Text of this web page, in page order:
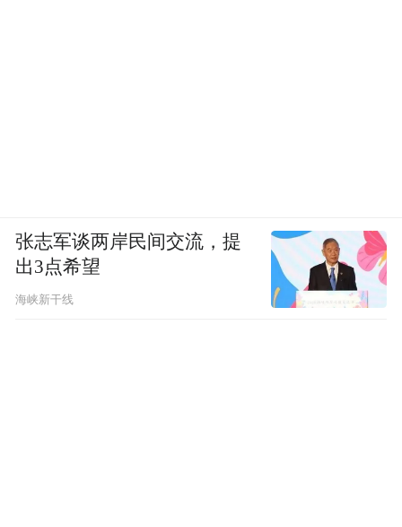
张志军谈两岸民间交流，提
出3点希望
海峡新干线